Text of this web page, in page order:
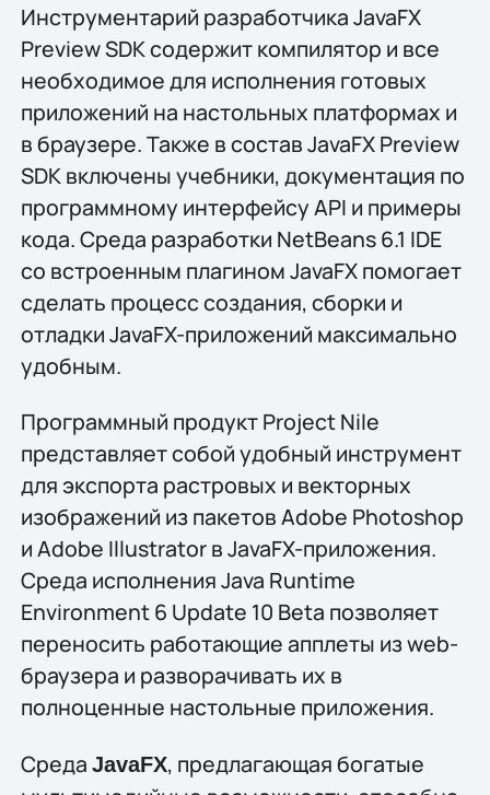
Инструментарий разработчика JavaFX
Preview SDK содержит компилятор и все
необходимое для исполнения готовых
приложений на настольных платформах и
в браузере. Также в состав JavaFX Preview
SDK включены учебники, документация по
программному интерфейсу API и примеры
кода. Среда разработки NetBeans 6.1 IDE
со встроенным плагином JavaFX помогает
сделать процесс создания, сборки и
отладки JavaFX-приложений максимально
удобным.
Программный продукт Project Nile
представляет собой удобный инструмент
для экспорта растровых и векторных
изображений из пакетов Adobe Photoshop
и Adobe Illustrator в JavaFX-приложения.
Среда исполнения Java Runtime
Environment 6 Update 10 Beta позволяет
переносить работающие апплеты из web-
браузера и разворачивать их в
полноценные настольные приложения.
Среда JavaFX, предлагающая богатые